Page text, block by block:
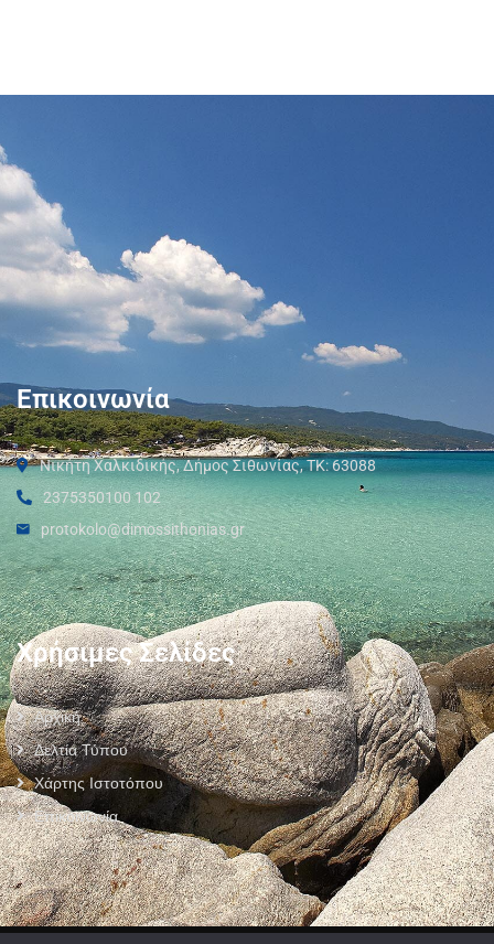
Επικοινωνία
Νικήτη Χαλκιδικής, Δήμος Σιθωνίας, ΤΚ: 63088
2375350100 102
protokolo@dimossithonias.gr
Χρήσιμες Σελίδες
Αρχική
Δελτία Τύπου
Χάρτης Ιστοτόπου
Επικοινωνία